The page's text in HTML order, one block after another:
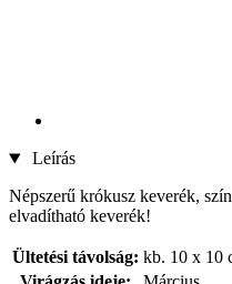
Leírás
Népszerű krókusz keverék,
elvadítható keverék!
Ültetési távolság: kb. 10 x 10